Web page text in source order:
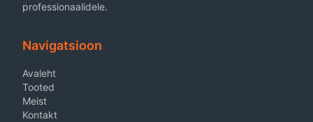
professionaalidele.
Navigatsioon
Avaleht
Tooted
Meist
Kontakt